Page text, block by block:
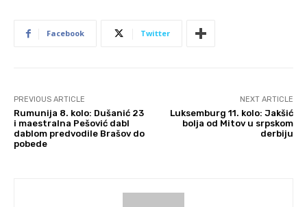
Facebook Twitter
PREVIOUS ARTICLE
Rumunija 8. kolo: Dušanić 23
i maestralna Pešović dabl
dablom predvodile Brašov do
pobede
NEXT ARTICLE
Luksemburg 11. kolo: Jakšić
bolja od Mitov u srpskom
derbiju